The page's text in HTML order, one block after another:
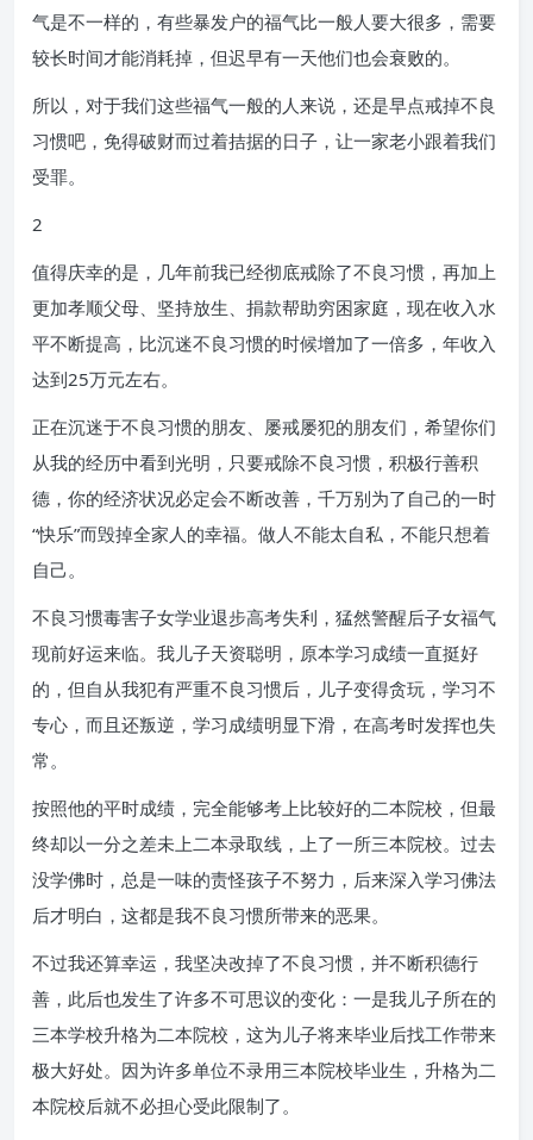
气是不一样的，有些暴发户的福气比一般人要大很多，需要
较长时间才能消耗掉，但迟早有一天他们也会衰败的。
所以，对于我们这些福气一般的人来说，还是早点戒掉不良
习惯吧，免得破财而过着拮据的日子，让一家老小跟着我们
受罪。
2
值得庆幸的是，几年前我已经彻底戒除了不良习惯，再加上
更加孝顺父母、坚持放生、捐款帮助穷困家庭，现在收入水
平不断提高，比沉迷不良习惯的时候增加了一倍多，年收入
达到25万元左右。
正在沉迷于不良习惯的朋友、屡戒屡犯的朋友们，希望你们
从我的经历中看到光明，只要戒除不良习惯，积极行善积
德，你的经济状况必定会不断改善，千万别为了自己的一时
“快乐”而毁掉全家人的幸福。做人不能太自私，不能只想着
自己。
不良习惯毒害子女学业退步高考失利，猛然警醒后子女福气
现前好运来临。我儿子天资聪明，原本学习成绩一直挺好
的，但自从我犯有严重不良习惯后，儿子变得贪玩，学习不
专心，而且还叛逆，学习成绩明显下滑，在高考时发挥也失
常。
按照他的平时成绩，完全能够考上比较好的二本院校，但最
终却以一分之差未上二本录取线，上了一所三本院校。过去
没学佛时，总是一味的责怪孩子不努力，后来深入学习佛法
后才明白，这都是我不良习惯所带来的恶果。
不过我还算幸运，我坚决改掉了不良习惯，并不断积德行
善，此后也发生了许多不可思议的变化：一是我儿子所在的
三本学校升格为二本院校，这为儿子将来毕业后找工作带来
极大好处。因为许多单位不录用三本院校毕业生，升格为二
本院校后就不必担心受此限制了。